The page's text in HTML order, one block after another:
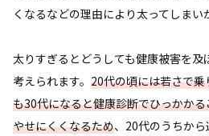
くなるなどの理由により太ってしまい
太りすぎるとどうしても健康被害を
考えられます。 20代の頃には若さで
も30代になると健康診断でひっかか
やせにくくなるため、20代のうちか